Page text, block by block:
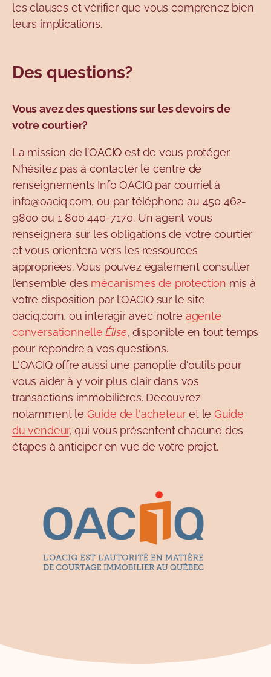
les clauses et vérifier que vous comprenez bien
leurs implications.
Des questions?
Vous avez des questions sur les devoirs de
votre courtier?
La mission de l’OACIQ est de vous protéger.
N’hésitez pas à contacter le centre de
renseignements Info OACIQ par courriel à
info@oaciq.com, ou par téléphone au 450 462-
9800 ou 1 800 440-7170. Un agent vous
renseignera sur les obligations de votre courtier
et vous orientera vers les ressources
appropriées. Vous pouvez également consulter
l’ensemble des mécanismes de protection mis à
votre disposition par l’OACIQ sur le site
oaciq.com, ou interagir avec notre agente
conversationnelle Élise, disponible en tout temps
pour répondre à vos questions.
L'OACIQ offre aussi une panoplie d'outils pour
vous aider à y voir plus clair dans vos
transactions immobilières. Découvrez
notamment le Guide de l'acheteur et leGuide
du vendeur, qui vous présentent chacune des
étapes à anticiper en vue de votre projet.